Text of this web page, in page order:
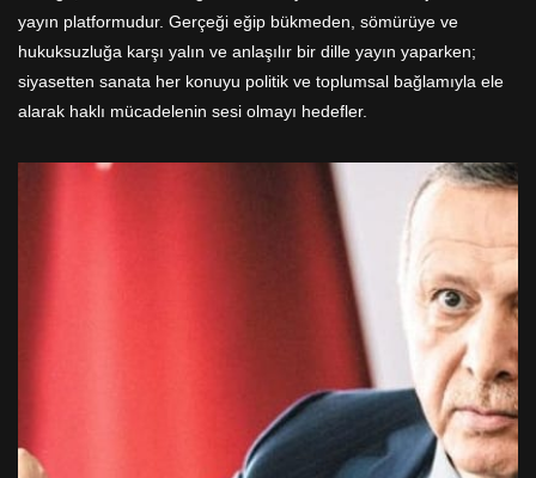
yayın platformudur. Gerçeği eğip bükmeden, sömürüye ve
hukuksuzluğa karşı yalın ve anlaşılır bir dille yayın yaparken;
siyasetten sanata her konuyu politik ve toplumsal bağlamıyla ele
alarak haklı mücadelenin sesi olmayı hedefler.